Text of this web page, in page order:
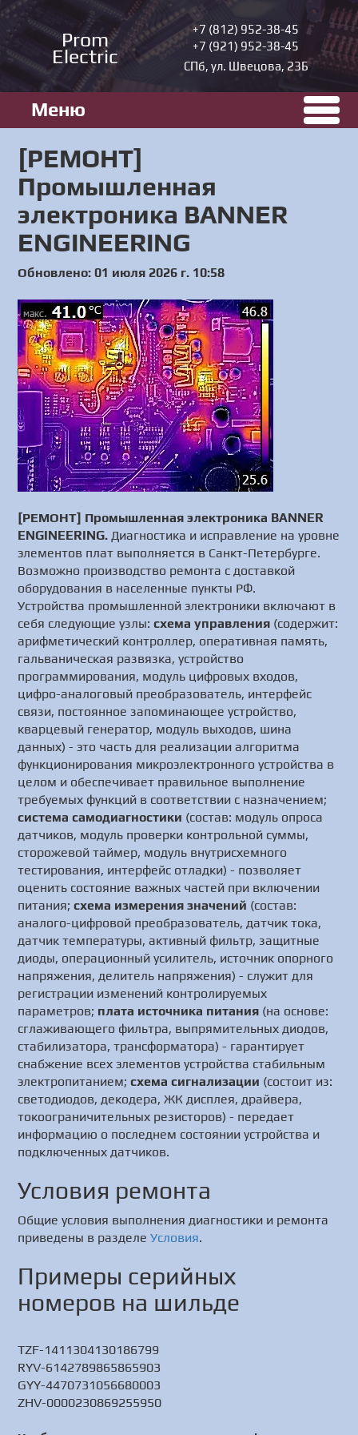
Prom
Electric
+7 (812) 952-38-45
+7 (921) 952-38-45
СПб, ул. Швецова, 23Б
Меню
[РЕМОНТ]
Промышленная
электроника BANNER
ENGINEERING
Обновлено: 01 июля 2026 г. 10:58
[РЕМОНТ] Промышленная электроника BANNER
ENGINEERING. Диагностика и исправление на уровне
элементов плат выполняется в Санкт-Петербурге.
Возможно производство ремонта с доставкой
оборудования в населенные пункты РФ.
Устройства промышленной электроники включают в
себя следующие узлы:схема управления (содержит:
арифметический контроллер, оперативная память,
гальваническая развязка, устройство
программирования, модуль цифровых входов,
цифро-аналоговый преобразователь, интерфейс
связи, постоянное запоминающее устройство,
кварцевый генератор, модуль выходов, шина
данных) - это часть для реализации алгоритма
функционирования микроэлектронного устройства в
целом и обеспечивает правильное выполнение
требуемых функций в соответствии с назначением;
система самодиагностики (состав: модуль опроса
датчиков, модуль проверки контрольной суммы,
сторожевой таймер, модуль внутрисхемного
тестирования, интерфейс отладки) - позволяет
оценить состояние важных частей при включении
питания;схема измерения значений (состав:
аналого-цифровой преобразователь, датчик тока,
датчик температуры, активный фильтр, защитные
диоды, операционный усилитель, источник опорного
напряжения, делитель напряжения) - служит для
регистрации изменений контролируемых
параметров; плата источника питания (на основе:
сглаживающего фильтра, выпрямительных диодов,
стабилизатора, трансформатора) - гарантирует
снабжение всех элементов устройства стабильным
электропитанием;схема сигнализации (состоит из:
светодиодов, декодера, ЖК дисплея, драйвера,
токоограничительных резисторов) - передает
информацию о последнем состоянии устройства и
подключенных датчиков.
Условия ремонта
Общие условия выполнения диагностики и ремонта
приведены в разделеУсловия.
Примеры серийных
номеров на шильде
TZF-1411304130186799
RYV-6142789865865903
GYY-4470731056680003
ZHV-0000230869255950